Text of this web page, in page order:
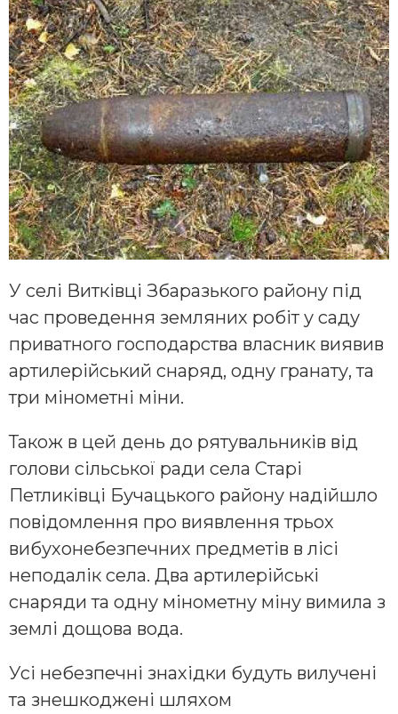
У селі Витківці Збаразького району під
час проведення земляних робіт у саду
приватного господарства власник виявив
артилерійський снаряд, одну гранату, та
три мінометні міни.
Також в цей день до рятувальників від
голови сільської ради села Старі
Петликівці Бучацького району надійшло
повідомлення про виявлення трьох
вибухонебезпечних предметів в лісі
неподалік села. Два артилерійські
снаряди та одну мінометну міну вимила з
землі дощова вода.
Усі небезпечні знахідки будуть вилучені
та знешкоджені шляхом